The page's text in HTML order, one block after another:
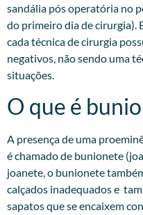
sandália pós operatória no
do primeiro dia de
cada técnica de cirurgia
negativos, não sendo uma
situações.
O que é
A presença de uma
é chamado de bunionete
joanete, o bunionete
calçados inadequados e
sapatos que se encaixem